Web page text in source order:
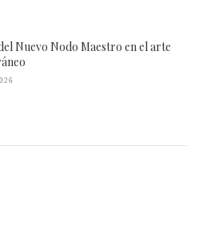
Nuevo Nodo Maestro en el arte